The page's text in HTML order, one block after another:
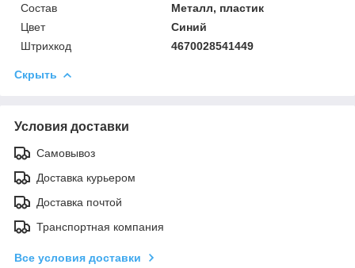
Состав
Металл, пластик
Цвет
Синий
Штрихкод
4670028541449
Скрыть
Условия доставки
Самовывоз
Доставка курьером
Доставка почтой
Транспортная компания
Все условия доставки